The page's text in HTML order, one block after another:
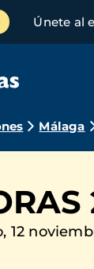
Únete al
Málaga
12